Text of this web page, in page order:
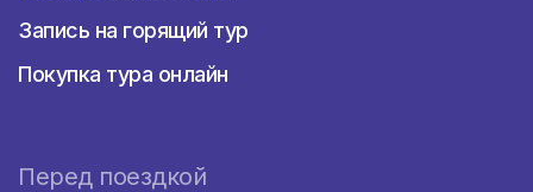
Запись на горящий тур
Покупка тура онлайн
Перед поездкой